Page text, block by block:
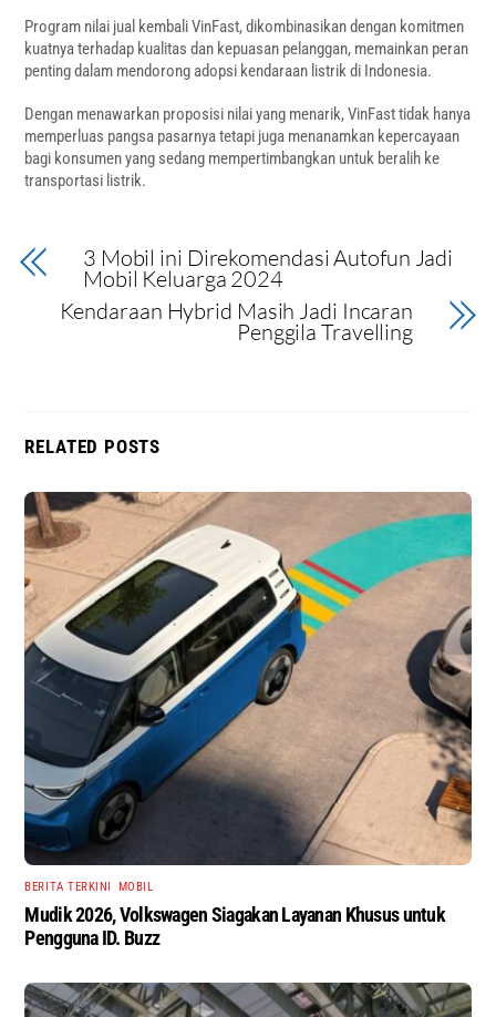
Program nilai jual kembali VinFast, dikombinasikan dengan komitmen
kuatnya terhadap kualitas dan kepuasan pelanggan, memainkan peran
penting dalam mendorong adopsi kendaraan listrik di Indonesia.
Dengan menawarkan proposisi nilai yang menarik, VinFast tidak hanya
memperluas pangsa pasarnya tetapi juga menanamkan kepercayaan
bagi konsumen yang sedang mempertimbangkan untuk beralih ke
transportasi listrik.
3 Mobil ini Direkomendasi Autofun Jadi
Mobil Keluarga 2024
Kendaraan Hybrid Masih Jadi Incaran
Penggila Travelling
RELATED POSTS
BERITA TERKINI MOBIL
Mudik 2026, Volkswagen Siagakan Layanan Khusus untuk
Pengguna ID. Buzz